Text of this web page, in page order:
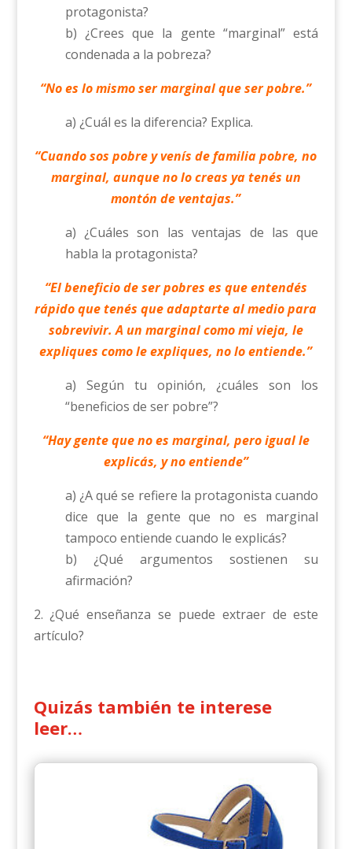
protagonista?
b) ¿Crees que la gente “marginal” está
condenada a la pobreza?
“No es lo mismo ser marginal que ser pobre.”
a) ¿Cuál es la diferencia? Explica.
“Cuando sos pobre y venís de familia pobre, no
marginal, aunque no lo creas ya tenés un
montón de ventajas.”
a) ¿Cuáles son las ventajas de las que
habla la protagonista?
“El beneficio de ser pobres es que entendés
rápido que tenés que adaptarte al medio para
sobrevivir. A un marginal como mi vieja, le
expliques como le expliques, no lo entiende.”
a) Según tu opinión, ¿cuáles son los
“beneficios de ser pobre”?
“Hay gente que no es marginal, pero igual le
explicás, y no entiende”
a) ¿A qué se refiere la protagonista cuando
dice que la gente que no es marginal
tampoco entiende cuando le explicás?
b) ¿Qué argumentos sostienen su
afirmación?
2. ¿Qué enseñanza se puede extraer de este
artículo?
Quizás también te interese
leer…